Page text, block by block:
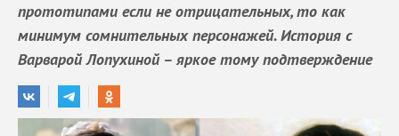
прототипами если не отрицательных, то как
минимум сомнительных персонажей. История с
Варварой Лопухиной – яркое тому подтверждение